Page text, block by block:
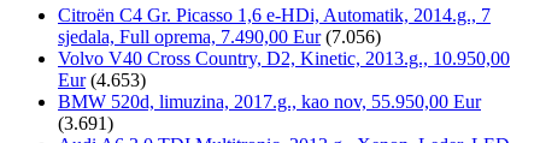
Citroën C4 Gr. Picasso 1,6 e-HDi, Automatik, 2014.g., 7
sjedala, Full oprema, 7.490,00 Eur (7.056)
Volvo V40 Cross Country, D2, Kinetic, 2013.g., 10.950,00
Eur (4.653)
BMW 520d, limuzina, 2017.g., kao nov, 55.950,00 Eur
(3.691)